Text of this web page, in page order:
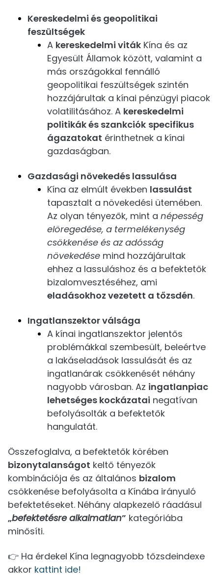
Kereskedelmi és geopolitikai
feszültségek
A kereskedelmi viták Kína és az
Egyesült Államok között, valamint a
más országokkal fennálló
geopolitikai feszültségek szintén
hozzájárultak a kínai pénzügyi piacok
volatilitásához. A kereskedelmi
politikák és szankciók specifikus
ágazatokat érinthetnek a kínai
gazdaságban.
Gazdasági növekedés lassulása
Kína az elmúlt években lassulást
tapasztalt a növekedési ütemében.
Az olyan tényezők, mint a népesség
elöregedése, a termelékenység
csökkenése és az adósság
növekedése mind hozzájárultak
ehhez a lassuláshoz és a befektetők
bizalomvesztéséhez, ami
eladásokhoz vezetett a tőzsdén.
Ingatlanszektor válsága
A kínai ingatlanszektor jelentős
problémákkal szembesült, beleértve
a lakáseladások lassulását és az
ingatlanárak csökkenését néhány
nagyobb városban. Az ingatlanpiac
lehetséges kockázatai negatívan
befolyásolták a befektetők
hangulatát.
Összefoglalva, a befektetők körében
bizonytalanságot keltő tényezők
kombinációja és az általános bizalom
csökkenése befolyásolta a Kínába irányuló
befektetéseket. Néhány alapkezelő ráadásul
„befektetésre alkalmatlan” kategóriába
minősíti.
👉 Ha érdekel Kína legnagyobb tőzsdeindexe
akkor kattint ide!